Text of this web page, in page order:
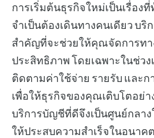
การเริ่มต้นธุรกิจใหม่เป็นเรื่อง
จำเป็นต้องเดินทางคนเดียว บริ
สำคัญที่จะช่วยให้คุณจัดการทา
ประสิทธิภาพ โดยเฉพาะในช่ว
ติดตามค่าใช้จ่าย รายรับ และ
เพื่อให้ธุรกิจของคุณเติบโตอย่
บริการบัญชีที่ดีจึงเป็นศูนย์กลา
ให้ประสบความสำเร็จในอนาค